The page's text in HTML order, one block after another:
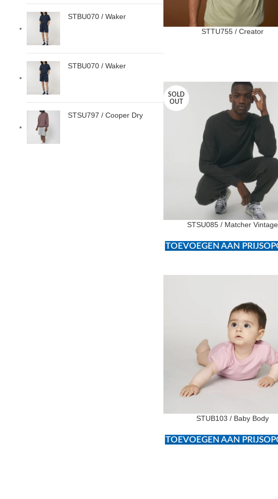
STBU070 / Waker
STBU070 / Waker
STSU797 / Cooper Dry
STTU755 / Creator
SOLD
OUT
STSU085 / Matcher Vintage
TOEVOEGEN AAN
STUB103 / Baby Body
TOEVOEGEN AAN